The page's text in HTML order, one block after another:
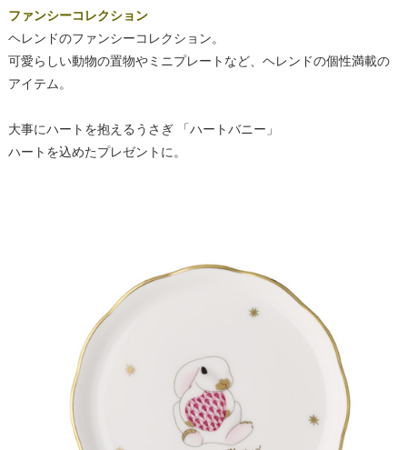
ファンシーコレクション
ヘレンドのファンシーコレクション。
可愛らしい動物の置物やミニプレートなど、ヘレンドの個性満載の
アイテム。
大事にハートを抱えるうさぎ 「ハートバニー」
ハートを込めたプレゼントに。